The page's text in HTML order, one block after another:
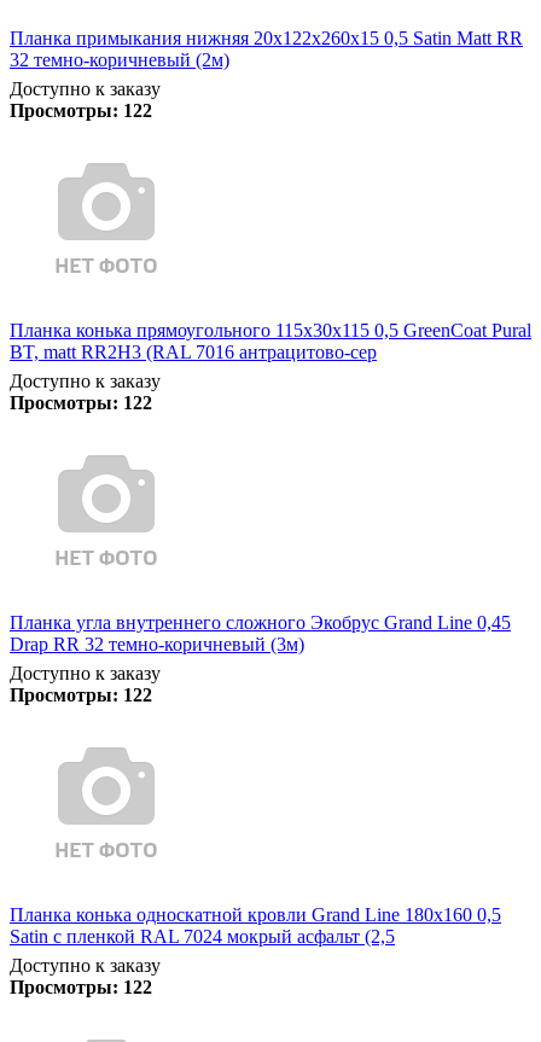
Планка примыкания нижняя 20х122х260х15 0,5 Satin Matt RR
32 темно-коричневый (2м)
Доступно к заказу
Просмотры: 122
Планка конька прямоугольного 115х30х115 0,5 GreenCoat Pural
BT, matt RR2Н3 (RAL 7016 антрацитово-сер
Доступно к заказу
Просмотры: 122
Планка угла внутреннего сложного Экобрус Grand Line 0,45
Drap RR 32 темно-коричневый (3м)
Доступно к заказу
Просмотры: 122
Планка конька односкатной кровли Grand Line 180x160 0,5
Satin с пленкой RAL 7024 мокрый асфальт (2,5
Доступно к заказу
Просмотры: 122